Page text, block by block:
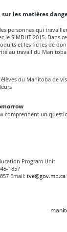
les matières
personnes qui
SIMDUT 2015. Dans
et les fiches de
au travail du
du Manitoba de
comprennent un
Program Unit
1857
Email: tve@gov.mb.ca